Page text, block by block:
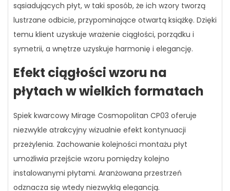
sąsiadujących płyt, w taki sposób, że ich wzory tworzą
lustrzane odbicie, przypominające otwartą książkę. Dzięki
temu klient uzyskuje wrażenie ciągłości, porządku i
symetrii, a wnętrze uzyskuje harmonię i elegancję.
Efekt ciągłości wzoru na
płytach w wielkich formatach
Spiek kwarcowy Mirage Cosmopolitan CP03 oferuje
niezwykle atrakcyjny wizualnie efekt kontynuacji
przeżylenia. Zachowanie kolejności montażu płyt
umożliwia przejście wzoru pomiędzy kolejno
instalowanymi płytami. Aranżowana przestrzeń
odznacza się wtedy niezwykłą elegancją.